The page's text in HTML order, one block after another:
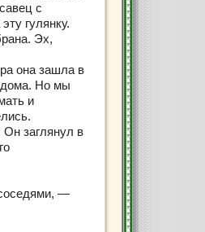
с
гулянку.
Эх,
она зашла в
дома. Но мы
и
заглянул в
—